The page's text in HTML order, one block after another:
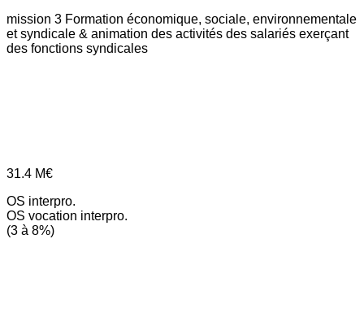
mission 3 Formation économique, sociale, environnementale
et syndicale & animation des activités des salariés exerçant
des fonctions syndicales
31.4 M€
OS interpro.
OS vocation interpro.
(3 à 8%)